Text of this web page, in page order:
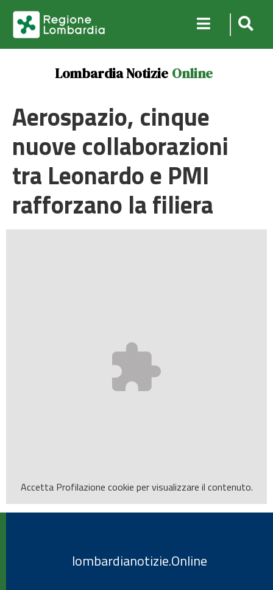
Lombardia Notizie Online
Aerospazio, cinque
nuove collaborazioni
tra Leonardo e PMI
rafforzano la filiera
Accetta Profilazione cookie per visualizzare il contenuto.
lombardianotizie.Online